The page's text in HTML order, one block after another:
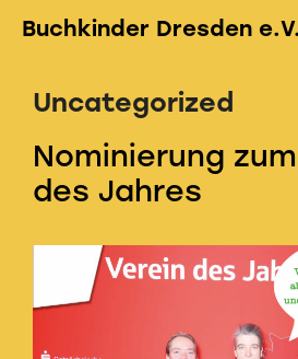
Inhalt
Buchkinder Dresden e.V.
Uncategorized
Nominierung
des Jahres